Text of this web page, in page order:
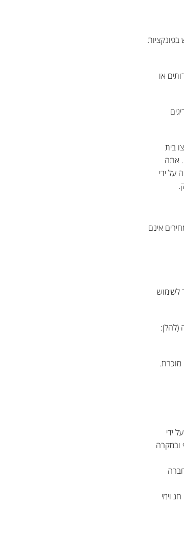
או
בית
אתה
על ידי
אינם
לשימוש
מוכרת.
ידי
ובמקרה
חג וימי